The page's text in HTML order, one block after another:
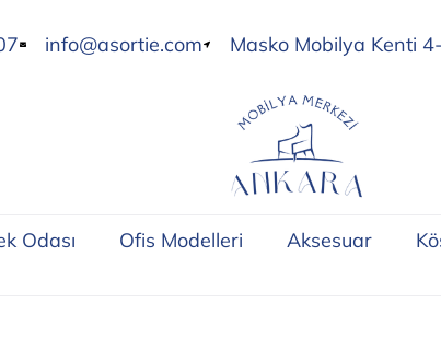
info@asortie.com Masko Mobilya Kenti
Odası Ofis Modelleri Aksesuar